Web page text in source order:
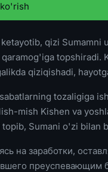
qizi
qiziqishadi,
tozaligiga
mish Kishen va
Sumani o'zi
на заработки,